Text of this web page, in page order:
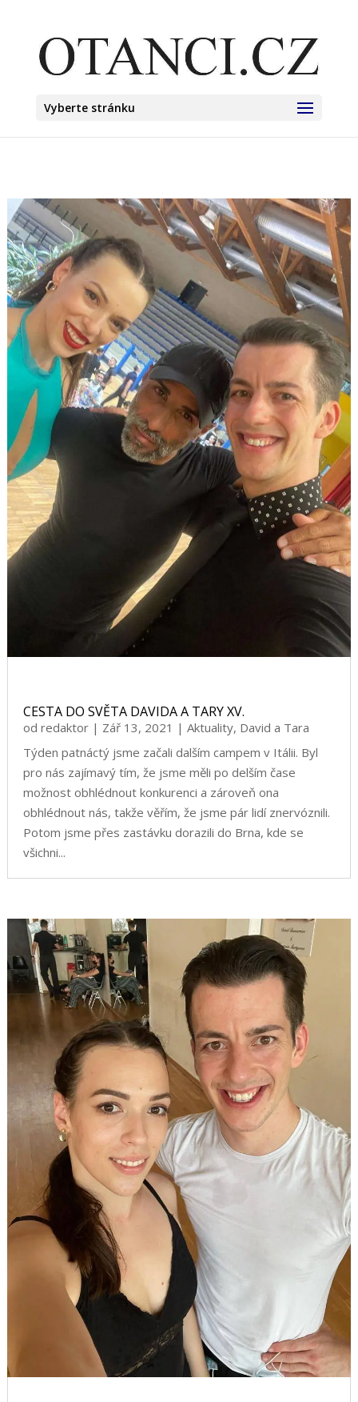
Vyberte stránku
CESTA DO SVĚTA DAVIDA A TARY XV.
od redaktor| Zář 13, 2021 | Aktuality, David a Tara
Týden patnáctý jsme začali dalším campem v Itálii. Byl
pro nás zajímavý tím, že jsme měli po delším čase
možnost obhlédnout konkurenci a zároveň ona
obhlédnout nás, takže věřím, že jsme pár lidí znervóznili.
Potom jsme přes zastávku dorazili do Brna, kde se
všichni...